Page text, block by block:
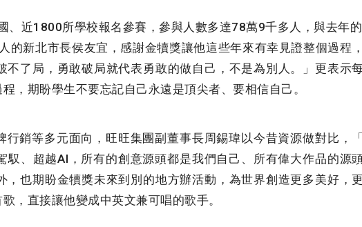
近1800所學校報名參賽，參與人數多達78萬9千多人，與去年
的新北市長侯友宜，感謝金犢獎讓他這些年來有幸見證整個過程
不了局，勇敢破局就代表勇敢的做自己，不是為別人。」更表示
，期盼學生不要忘記自己永遠是頂尖者、要相信自己。
銷等多元面向，旺旺集團副董事長周錫瑋以今昔資源做對比，
、超越AI，所有的創意源頭都是我們自己、所有偉大作品的源
也期盼金犢獎未來到別的地方辦活動，為世界創造更多美好，
，直接讓他變成中英文兼可唱的歌手。